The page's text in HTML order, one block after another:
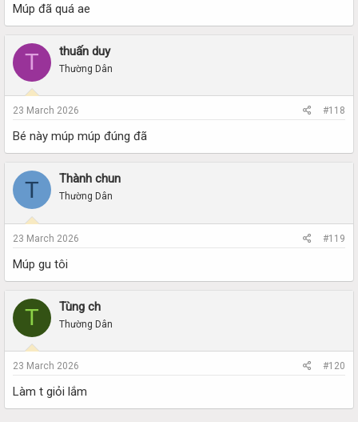
Múp đã quá ae
T thuấn duy
Thường Dân
23 March 2026 #118
Bé này múp múp đúng đã
T Thành chun
Thường Dân
23 March 2026 #119
Múp gu tôi
T Tùng ch
Thường Dân
23 March 2026 #120
Làm t giỏi lắm